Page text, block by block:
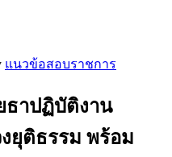
แนวข้อสอบราชการ
ธาปฏิบัติงาน
ยุติธรรม พร้อม